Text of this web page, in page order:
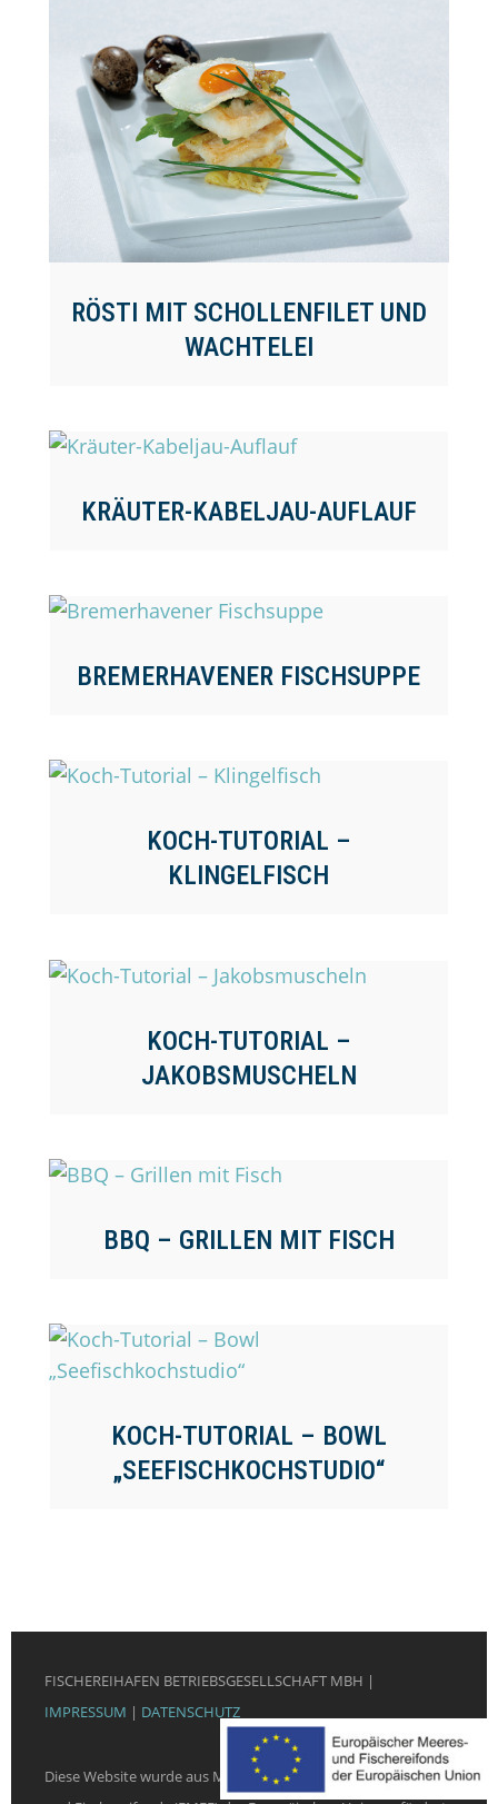
RÖSTI MIT SCHOLLENFILET UND
WACHTELEI
KRÄUTER-KABELJAU-AUFLAUF
BREMERHAVENER FISCHSUPPE
KOCH-TUTORIAL –
KLINGELFISCH
KOCH-TUTORIAL –
JAKOBSMUSCHELN
BBQ – GRILLEN MIT FISCH
KOCH-TUTORIAL – BOWL
„SEEFISCHKOCHSTUDIO“
FISCHEREIHAFEN BETRIEBSGESELLSCHAFT MBH |
IMPRESSUM | DATENSCHUTZ
Diese Website wurde aus Mitteln des Europäischen Meeres-